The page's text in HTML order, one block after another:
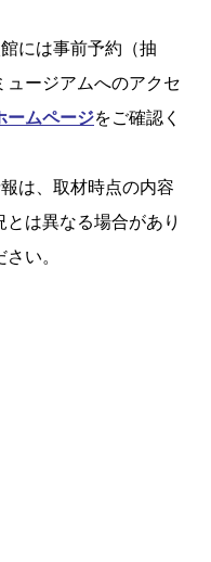
には事前予約（抽
ージアムへのアクセ
ームページをご確認く
は、取材時点の内容
は異なる場合があり
い。